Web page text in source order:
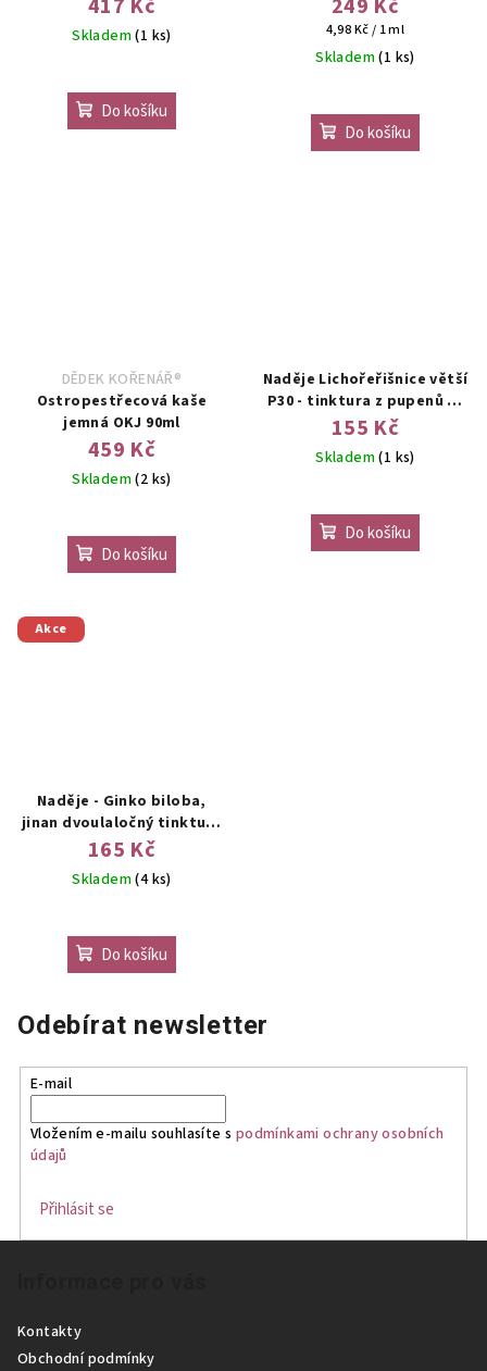
417 Kč
Skladem(1 ks)
Do košíku
249 Kč
Měrná
cena:
4,98 Kč / 1 ml
Skladem(1 ks)
Do košíku
DĚDEK KOŘENÁŘ®
Ostropestřecová kaše
jemná OKJ 90ml
459 Kč
Skladem(2 ks)
Do košíku
Naděje Lichořeřišnice větší
P30 - tinktura z pupenů 50
ml
155 Kč
Skladem(1 ks)
Do košíku
Akce
Naděje - Ginko biloba,
jinan dvoulaločný tinktura
z pupenů 50 ml
165 Kč
Skladem(4 ks)
Do košíku
Odebírat newsletter
E-mail
Vložením e-mailu souhlasíte s podmínkami ochrany osobních
údajů
Přihlásit se
Kontakty
Obchodní podmínky